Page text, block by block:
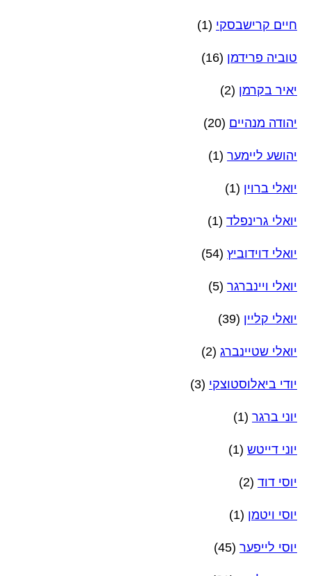
חיים קרישבסקי (1)
טוביה פרידמן (16)
יאיר בקרמן (2)
יהודה מנהיים (20)
יהושע ליימער (1)
יואלי ברוין (1)
יואלי גרינפלד (1)
יואלי דוידוביץ (54)
יואלי ויינברגר (5)
יואלי קליין (39)
יואלי שטיינברג (2)
יודי ביאלוסטוצקי (3)
יוני ברגר (1)
יוני דייטש (1)
יוסי דוד (2)
יוסי ויטמן (1)
יוסי לייפער (45)